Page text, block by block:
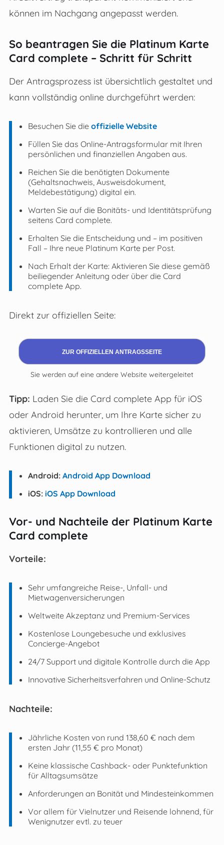
können im Nachgang angepasst werden.
So beantragen Sie die Platinum Karte
Card complete – Schritt für Schritt
Der Antragsprozess ist übersichtlich gestaltet und
kann vollständig online durchgeführt werden:
Besuchen Sie die offizielle Website
Füllen Sie das Online-Antragsformular mit Ihren
persönlichen und finanziellen Angaben aus.
Reichen Sie die benötigten Dokumente
(Gehaltsnachweis, Ausweisdokument,
Meldebestätigung) digital ein.
Warten Sie auf die Bonitäts- und Identitätsprüfung
seitens Card complete.
Erhalten Sie die Entscheidung und – im positiven
Fall – Ihre neue Platinum Karte per Post.
Nach Erhalt der Karte: Aktivieren Sie diese gemäß
beiliegender Anleitung oder über die Card
complete App.
Direkt zur offiziellen Seite:
ZUR OFFIZIELLEN ANTRAGSSEITE
Sie werden auf eine andere Website weitergeleitet
Tipp: Laden Sie die Card complete App für iOS
oder Android herunter, um Ihre Karte sicher zu
aktivieren, Umsätze zu kontrollieren und alle
Funktionen digital zu nutzen.
Android: Android App Download
iOS: iOS App Download
Vor- und Nachteile der Platinum Karte
Card complete
Vorteile:
Sehr umfangreiche Reise-, Unfall- und
Mietwagenversicherungen
Weltweite Akzeptanz und Premium-Services
Kostenlose Loungebesuche und exklusives
Concierge-Angebot
24/7 Support und digitale Kontrolle durch die App
Innovative Sicherheitsverfahren und Online-Schutz
Nachteile:
Jährliche Kosten von rund 138,60 € nach dem
ersten Jahr (11,55 € pro Monat)
Keine klassische Cashback- oder Punktefunktion
für Alltagsumsätze
Anforderungen an Bonität und Mindest­einkommen
Vor allem für Vielnutzer und Reisende lohnend, für
Wenignutzer evtl. zu teuer